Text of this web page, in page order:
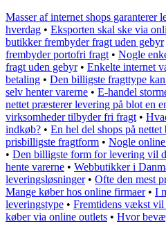
Masser af internet shops garanterer
hverdag • Eksporten skal ske via
butikker frembyder fragt uden gebyr
frembyder portofri fragt • Nogle
fragt uden gebyr• Enkelte internet
betaling • Den billigste fragttype
selv henter varerne • E-handel
nettet præsterer levering på blot en
virksomheder tilbyder fri fragt •
indkøb? • En hel del shops på
prisbilligste fragtform • Nogle
• Den billigste form for levering vil
hente varerne • Webbutikker i
leveringsløsninger• Ofte den mest
Mange køber hos online firmaer• I
leveringstype • Fremtidens vækst vil
køber via online outlets • Hvor